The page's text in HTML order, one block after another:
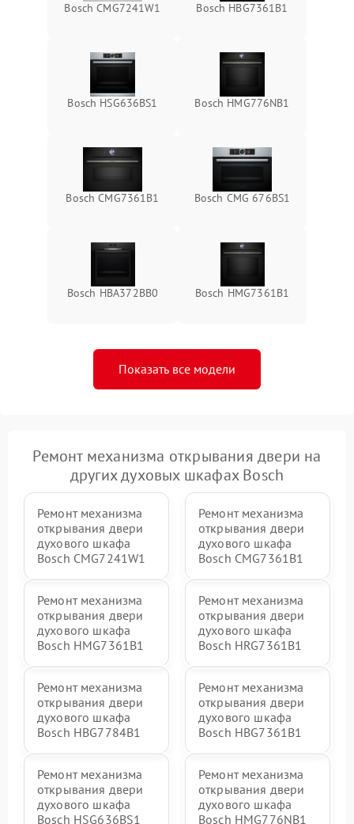
Bosch CMG7241W1 Bosch HBG7361B1
Bosch HSG636BS1 Bosch HMG776NB1
Bosch CMG7361B1 Bosch CMG 676BS1
Bosch HBA372BB0 Bosch HMG7361B1
Показать все модели
Ремонт механизма открывания двери на
других духовых шкафах Bosch
Ремонт механизма
открывания двери
духового шкафа
Bosch CMG7241W1
Ремонт механизма
открывания двери
духового шкафа
Bosch CMG7361B1
Ремонт механизма
открывания двери
духового шкафа
Bosch HMG7361B1
Ремонт механизма
открывания двери
духового шкафа
Bosch HRG7361B1
Ремонт механизма
открывания двери
духового шкафа
Bosch HBG7784B1
Ремонт механизма
открывания двери
духового шкафа
Bosch HBG7361B1
Ремонт механизма
открывания двери
духового шкафа
Bosch HSG636BS1
Ремонт механизма
открывания двери
духового шкафа
Bosch HMG776NB1